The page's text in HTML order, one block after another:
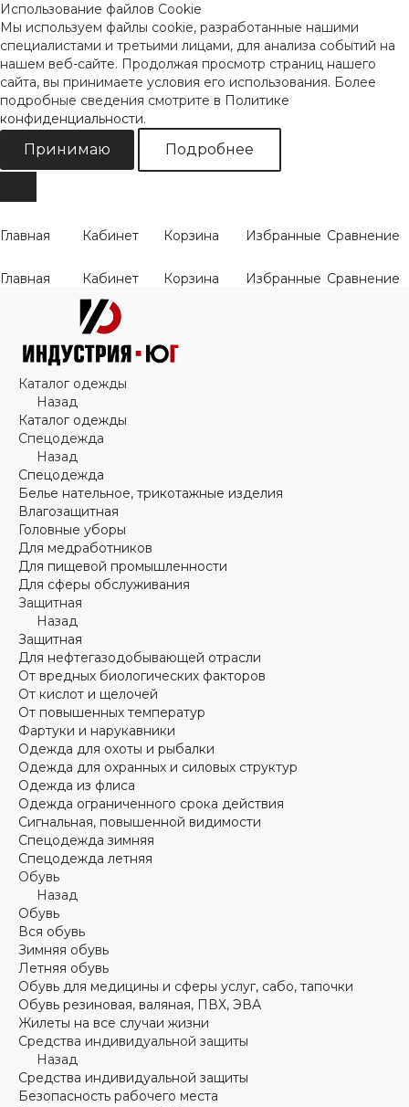
Использование файлов Cookie
Мы используем файлы cookie, разработанные нашими
специалистами и третьими лицами, для анализа событий на
нашем веб-сайте. Продолжая просмотр страниц нашего
сайта, вы принимаете условия его использования. Более
подробные сведения смотрите в Политике
конфиденциальности.
Принимаю Подробнее
Главная Кабинет Корзина Избранные Сравнение
Главная Кабинет Корзина Избранные Сравнение
Каталог одежды
Назад
Каталог одежды
Спецодежда
Назад
Спецодежда
Белье нательное, трикотажные изделия
Влагозащитная
Головные уборы
Для медработников
Для пищевой промышленности
Для сферы обслуживания
Защитная
Назад
Защитная
Для нефтегазодобывающей отрасли
От вредных биологических факторов
От кислот и щелочей
От повышенных температур
Фартуки и нарукавники
Одежда для охоты и рыбалки
Одежда для охранных и силовых структур
Одежда из флиса
Одежда ограниченного срока действия
Сигнальная, повышенной видимости
Спецодежда зимняя
Спецодежда летняя
Обувь
Назад
Обувь
Вся обувь
Зимняя обувь
Летняя обувь
Обувь для медицины и сферы услуг, сабо, тапочки
Обувь резиновая, валяная, ПВХ, ЭВА
Жилеты на все случаи жизни
Средства индивидуальной защиты
Назад
Средства индивидуальной защиты
Безопасность рабочего места